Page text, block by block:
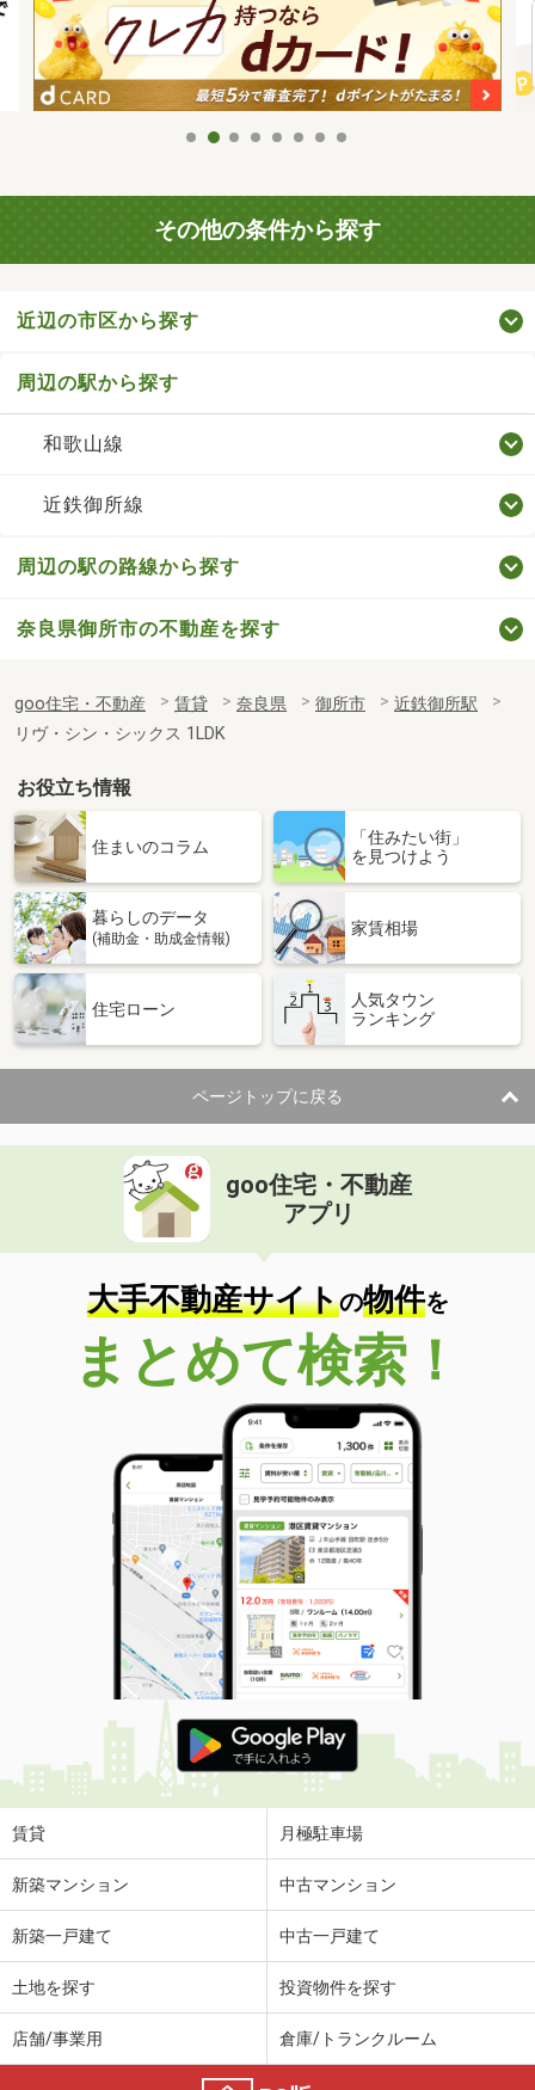
その他の条件から探す
近辺の市区から探す
周辺の駅から探す
和歌山線
近鉄御所線
周辺の駅の路線から探す
奈良県御所市の不動産を探す
goo住宅・不動産 賃貸 奈良県 御所市
近鉄御所駅
リヴ・シン・シックス 1LDK
お役立ち情報
住まいのコラム
「住みたい街」
を見つけよう
暮らしのデータ
(補助金・助成金情報)
家賃相場
住宅ローン
人気タウン
ランキング
ページトップに戻る
goo住宅・不動産
アプリ
大手不動産サイトの物件を
まとめて検索！
賃貸 月極駐車場
新築マンション 中古マンション
新築一戸建て 中古一戸建て
土地を探す 投資物件を探す
店舗/事業用 倉庫/トランクルーム